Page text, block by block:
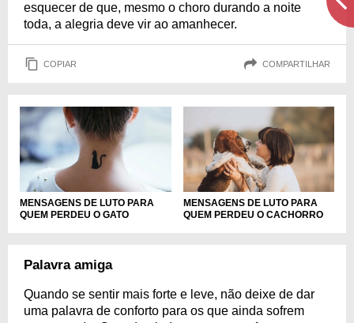
esquecer de que, mesmo o choro durando a noite
toda, a alegria deve vir ao amanhecer.
COPIAR COMPARTILHAR
MENSAGENS DE LUTO PARA
QUEM PERDEU O GATO
MENSAGENS DE LUTO PARA
QUEM PERDEU O CACHORRO
Palavra amiga
Quando se sentir mais forte e leve, não deixe de dar
uma palavra de conforto para os que ainda sofrem